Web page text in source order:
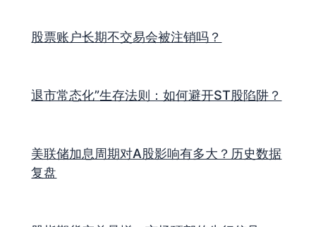
股票账户长期不交易会被注销吗？
退市常态化”生存法则：如何避开ST股陷阱？
美联储加息周期对A股影响有多大？历史数据
复盘